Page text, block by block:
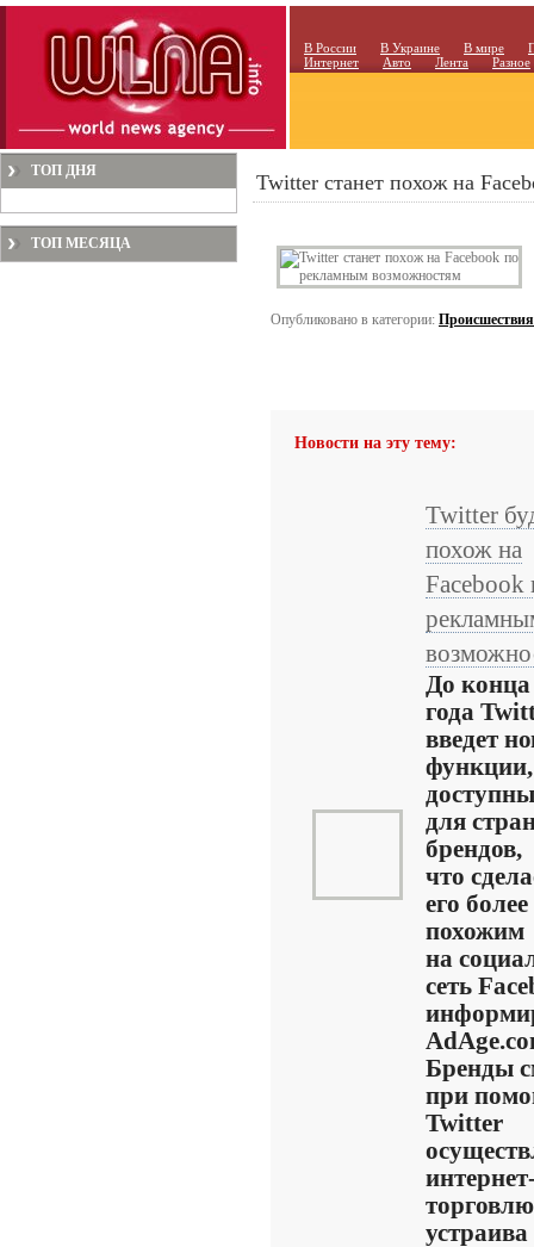
В России В Украине В мире
Интернет
Авто Лента Разное
ТОП ДНЯ
ТОП МЕСЯЦА
Twitter станет похож на
Опубликовано в категории: Происшествия
Новости на эту тему:
Twitter
похож на
Facebook
До
года
введет
функции,
для
брендов,
что
его более
похожим
на
сеть
Бренды
при
Twitter
устраива